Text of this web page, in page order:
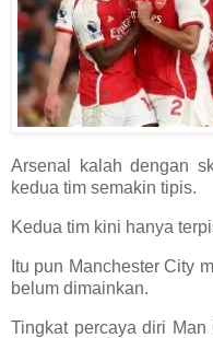
Arsenal kalah dengan
kedua tim semakin tipis.
Kedua tim kini hanya
Itu pun Manchester City
belum dimainkan.
Tingkat percaya diri